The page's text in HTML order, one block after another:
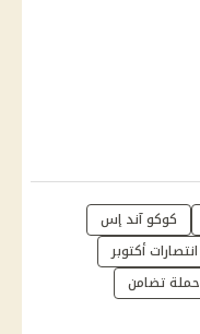
كوكو آند إس
انتصارات أكتوبر
حملة تضامن